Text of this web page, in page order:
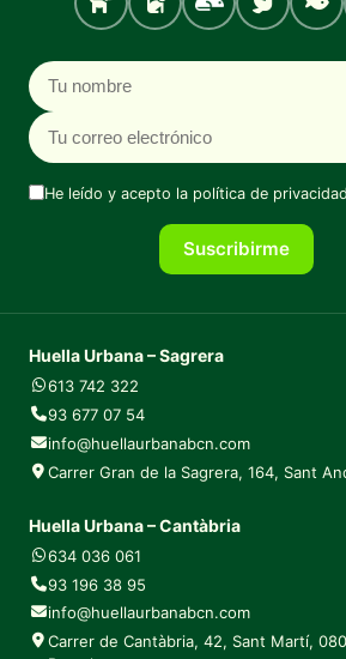
Perro Gato Roedores
Aves
Nombre
Correo electrónico
He leído y acepto la política de privacidad
Suscribirme
Huella Urbana – Sagrera
613 742 322
93 677 07 54
info@huellaurbanabcn.com
Carrer Gran de la Sagrera, 164, Sant
Huella Urbana – Cantàbria
634 036 061
93 196 38 95
info@huellaurbanabcn.com
Carrer de Cantàbria, 42, Sant Martí,